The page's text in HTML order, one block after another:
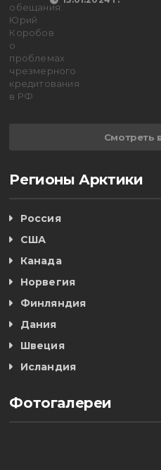
Смотреть
Регионы Арктики
Россия
США
Канада
Норвегия
Финляндия
Дания
Швеция
Исландия
Фотогалереи